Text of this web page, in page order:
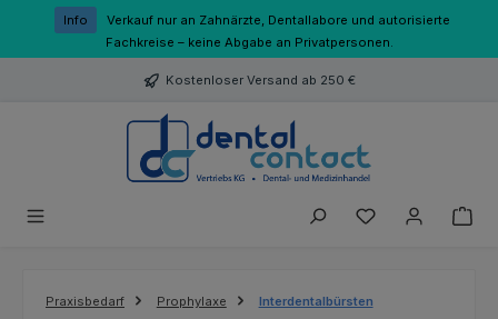
Zum Hauptinhalt springen
Info
Verkauf nur an Zahnärzte, Dentallabore und autorisierte
Fachkreise – keine Abgabe an Privatpersonen.
Kostenloser Versand ab 250 €
Du hast 0
Praxisbedarf Prophylaxe Interdentalbürsten